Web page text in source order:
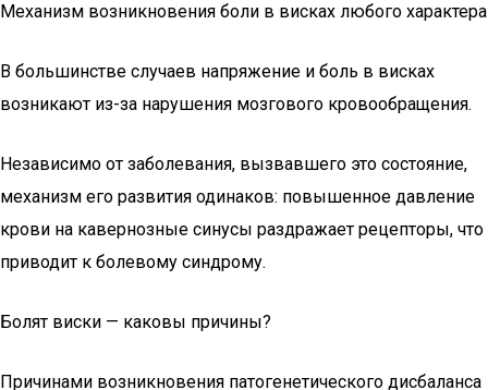
Механизм возникновения боли в висках любого характера
В большинстве случаев напряжение и боль в висках
возникают из-за нарушения мозгового кровообращения.
Независимо от заболевания, вызвавшего это состояние,
механизм его развития одинаков: повышенное давление
крови на кавернозные синусы раздражает рецепторы, что
приводит к болевому синдрому.
Болят виски — каковы причины?
Причинами возникновения патогенетического дисбаланса